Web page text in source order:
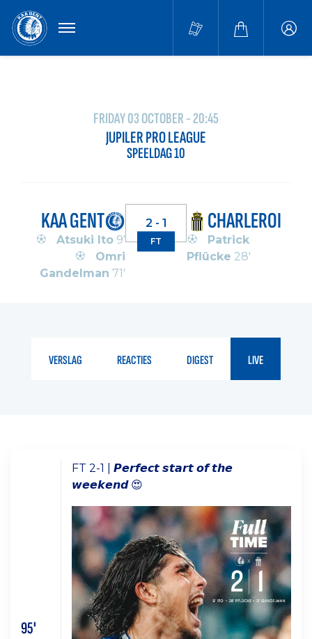
MENU
FRIDAY 03 OCTOBER - 20:45
JUPILER PRO LEAGUE
SPEELDAG 10
KAA GENT
Atsuki Ito 9'
Omri
Gandelman 71'
2 - 1
FT
CHARLEROI
Patrick
Pflücke 28'
VERSLAG REACTIES DIGEST LIVE
95'
FT 2-1 | 𝙋𝙚𝙧𝙛𝙚𝙘𝙩 𝙨𝙩𝙖𝙧𝙩 𝙤𝙛 𝙩𝙝𝙚
𝙬𝙚𝙚𝙠𝙚𝙣𝙙 😍